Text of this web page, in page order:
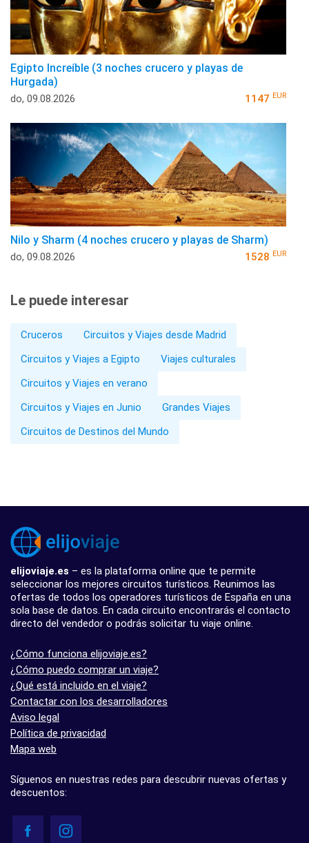
Egipto Increíble (3 noches crucero y playas de
Hurgada)
do, 09.08.2026 1147 EUR
Nilo y Sharm (4 noches crucero y playas de Sharm)
do, 09.08.2026 1528 EUR
Le puede interesar
Cruceros
Circuitos y Viajes desde Madrid
Circuitos y Viajes a Egipto
Viajes culturales
Circuitos y Viajes en verano
Circuitos y Viajes en Junio
Grandes Viajes
Circuitos de Destinos del Mundo
elijoviaje.es – es la plataforma online que te permite
seleccionar los mejores circuitos turísticos. Reunimos las
ofertas de todos los operadores turísticos de España en una
sola base de datos. En cada circuito encontrarás el contacto
directo del vendedor o podrás solicitar tu viaje online.
¿Cómo funciona elijoviaje.es?
¿Cómo puedo comprar un viaje?
¿Qué está incluido en el viaje?
Contactar con los desarrolladores
Aviso legal
Política de privacidad
Mapa web
Síguenos en nuestras redes para descubrir nuevas ofertas y
descuentos: